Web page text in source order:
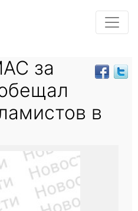
за
в